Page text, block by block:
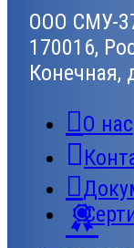
ООО СМУ-
170016,
Конечная,
О нас